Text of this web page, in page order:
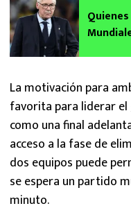
La motivación para
favorita para liderar
como una final
acceso a la fase de
dos equipos puede
se espera un partido
minuto.